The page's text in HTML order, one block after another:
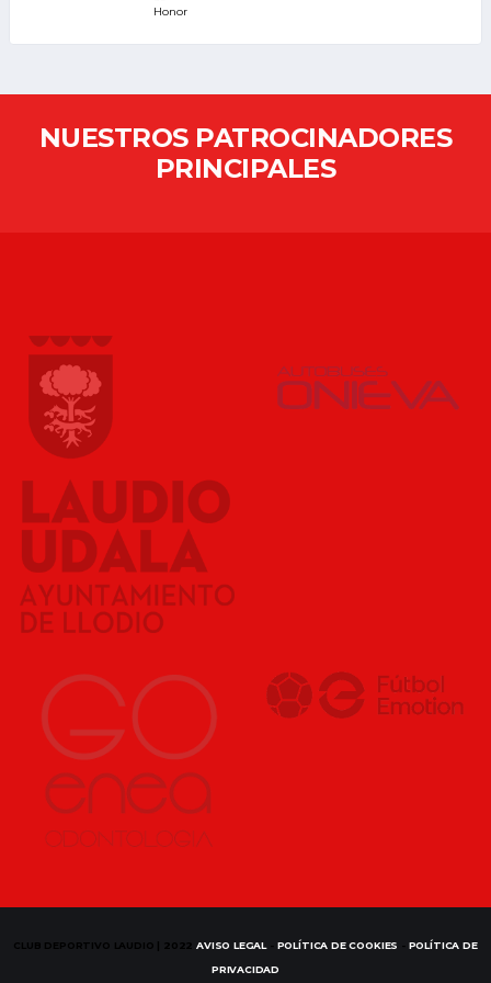
Honor
NUESTROS PATROCINADORES
PRINCIPALES
CLUB DEPORTIVO LAUDIO | 2022 AVISO LEGAL- POLÍTICA DE COOKIES - POLÍTICA DE
PRIVACIDAD